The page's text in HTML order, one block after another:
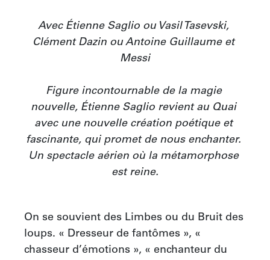
Avec Étienne Saglio ou Vasil Tasevski,
Clément Dazin ou Antoine Guillaume et
Messi
Figure incontournable de la magie
nouvelle, Étienne Saglio revient au Quai
avec une nouvelle création poétique et
fascinante, qui promet de nous enchanter.
Un spectacle aérien où la métamorphose
est reine.
On se souvient des Limbes ou du Bruit des
loups. « Dresseur de fantômes », «
chasseur d’émotions », « enchanteur du